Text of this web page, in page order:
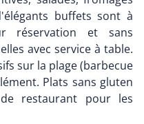
buffets sont à
réservation et sans
avec service à table.
sur la plage (barbecue
Plats sans gluten
restaurant pour les